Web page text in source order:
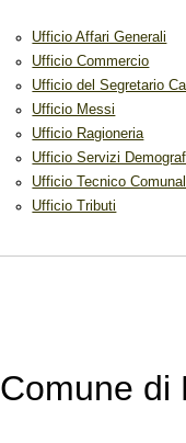
Ufficio Affari Generali
Ufficio Commercio
Ufficio del Segretario
Ufficio Messi
Ufficio Ragioneria
Ufficio Servizi
Ufficio Tecnico
Ufficio Tributi
Comune di